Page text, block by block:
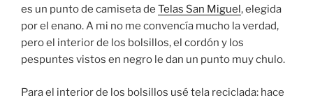
es un punto de camiseta de Telas San Miguel , elegida
por el enano. A mi no me convencía mucho la verdad,
pero el interior de los bolsillos, el cordón y los
pespuntes vistos en negro le dan un punto muy chulo.
Para el interior de los bolsillos usé tela reciclada: hace